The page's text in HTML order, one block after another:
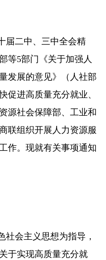
届二中、三中全会精
等5部门《关于加强人
发展的意见》（人社部
促进高质量充分就业、
源社会保障部、工业和
联组织开展人力资源服
作。现就有关事项通知
社会主义思想为指导，
于实现高质量充分就